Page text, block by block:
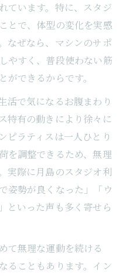
ています。特に、スタジ
とで、体型の変化を実感
なぜなら、マシンのサポ
やすく、普段使わない筋
できるからです。
活で気になるお腹まわり
特有の動きにより徐々に
ピラティスは一人ひとり
を調整できるため、無理
実際に月島のスタジオ利
姿勢が良くなった」「ウ
といった声も多く寄せら
て無理な運動を続ける
ることもあります。イン